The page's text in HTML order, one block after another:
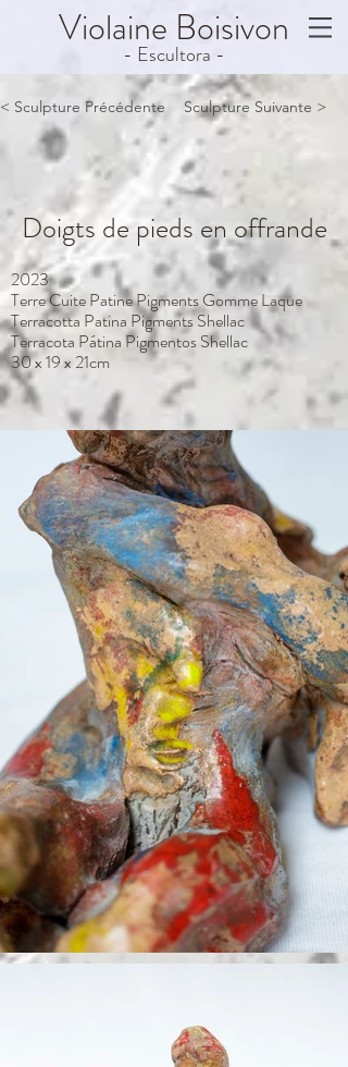
Violaine Boisivon
- Escultora -
< Sculpture Précédente Sculpture Suivante >
Doigts de pieds en offrande
2023
Terre Cuite Patine Pigments Gomme Laque
Terracotta Patina Pigments Shellac
Terracota Pátina Pigmentos Shellac
30 x 19 x 21cm